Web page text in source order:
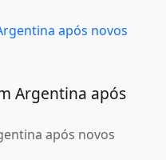
Argentina após
após novos